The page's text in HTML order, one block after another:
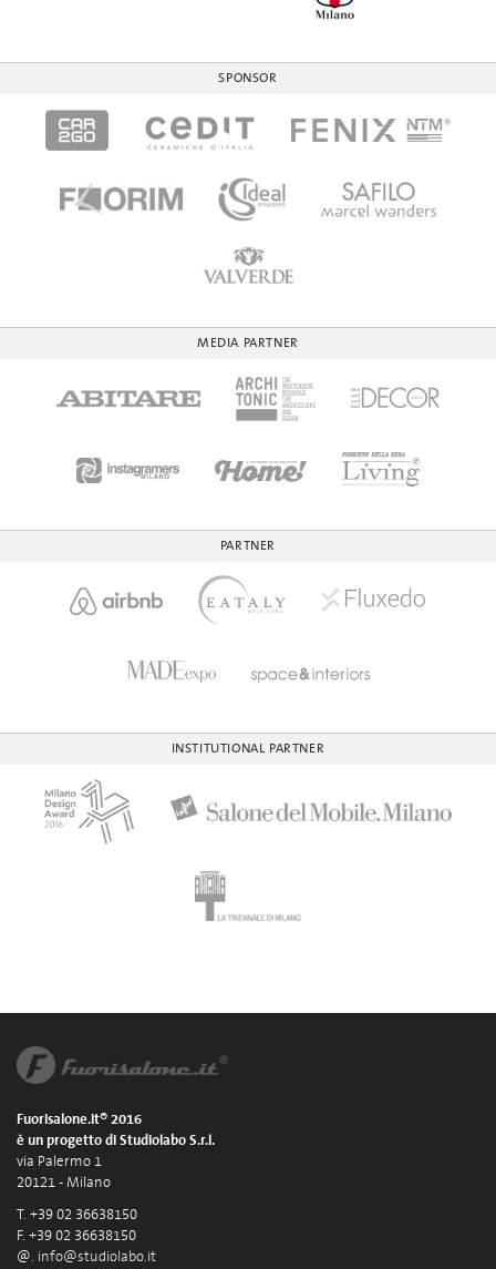
SPONSOR
MEDIA PARTNER
PARTNER
INSTITUTIONAL PARTNER
Fuorisalone.it® 2016
è un progetto di Studiolabo S.r.l.
via Palermo 1
20121 - Milano
T. +39 02 36638150
F. +39 02 36638150
@. info@studiolabo.it